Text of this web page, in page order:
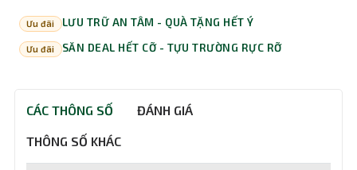
Ưu đãi LƯU TRỮ AN TÂM - QUÀ TẶNG HẾT Ý
Ưu đãi SĂN DEAL HẾT CỠ - TỰU TRƯỜNG RỰC RỠ
CÁC THÔNG SỐ ĐÁNH GIÁ
THÔNG SỐ KHÁC